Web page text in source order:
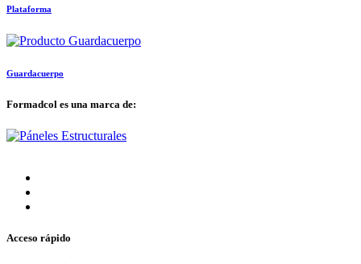
Plataforma
Guardacuerpo
Formadcol es una marca de:
Acceso rápido